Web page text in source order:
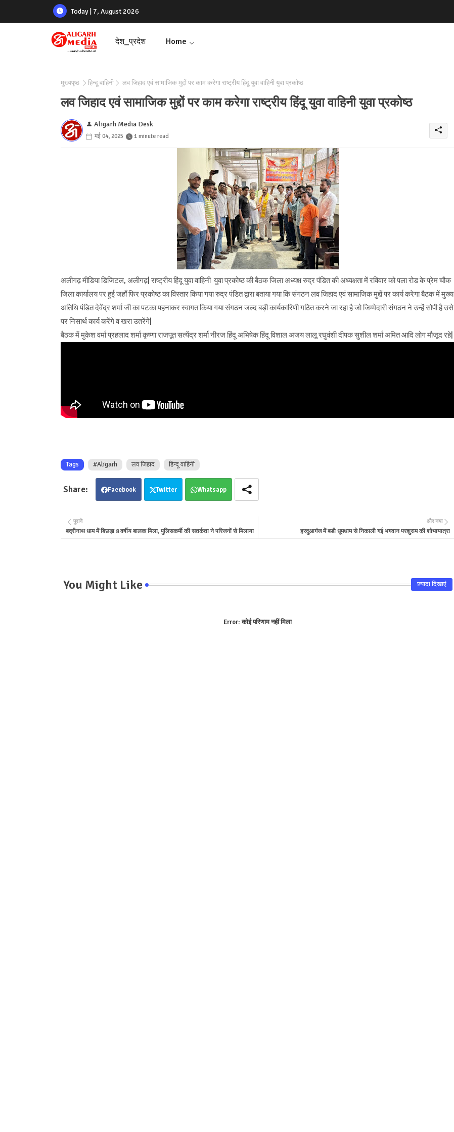
Today | 7, August 2026
देश_प्रदेश Home
मुख्यपृष्ठ हिन्दू वाहिनी लव जिहाद एवं सामाजिक मुद्दों पर काम करेगा राष्ट्रीय हिंदू युवा वाहिनी युवा प्रकोष्ठ
लव जिहाद एवं सामाजिक मुद्दों पर काम करेगा राष्ट्रीय हिंदू युवा वाहिनी युवा प्रकोष्ठ
Aligarh Media Desk
मई 04, 2025 1 minute read
अलीगढ़ मीडिया डिजिटल, अलीगढ़| राष्ट्रीय हिंदू युवा वाहिनी युवा प्रकोष्ठ की बैठक जिला अध्यक्ष रुद्र पंडित की अध्यक्षता में रविवार को पला रोड के प्रेम चौक
जिला कार्यालय पर हुई जहाँ फिर प्रकोष्ठ का विस्तार किया गया रुद्र पंडित द्वारा बताया गया कि संगठन लव जिहाद एवं सामाजिक मुद्दों पर कार्य करेगा बैठक में मुख्य
अतिथि पंडित देवेंद्र शर्मा जी का पटका पहनाकर स्वागत किया गया संगठन जल्द बड़ी कार्यकारिणी गठित करने जा रहा है जो जिम्मेदारी संगठन ने उन्हें सोपी है उसे
पर निसार्थ कार्य करेंगे व खरा उतरेंगे|
बैठक में मुकेश वर्मा प्रहलाद शर्मा कृष्णा राजपूत सत्येंद्र शर्मा नीरज हिंदू अभिषेक हिंदू विशाल अजय लालू रघुवंशी दीपक सुशील शर्मा अमित आदि लोग मौजूद रहे|
Tags #Aligarh लव जिहाद हिन्दू वाहिनी
Facebook Twitter Whatsapp
और नया
हरदुआगंज में बडी धूमधाम से निकाली गई भगवान परशुराम की शोभायात्रा
पुराने
बद्रीनाथ धाम में बिछड़ा 8 वर्षीय बालक मिला, पुलिसकर्मी की सतर्कता ने परिजनों से मिलाया
You Might Like ज़्यादा दिखाएं
Error:कोई परिणाम नहीं मिला